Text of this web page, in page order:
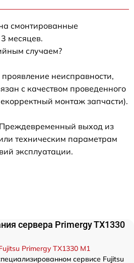
смонтированные
месяцев.
случаем?
неисправности,
с качеством проведенного
монтаж запчасти).
выход из
техническим параметрам
эксплуатации.
сервера Primergy TX1330
Primergy TX1330 M1
сервисе Fujitsu